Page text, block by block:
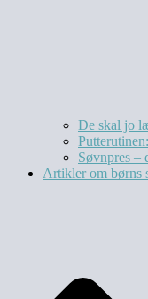
De skal jo
Søvnpres –
Artikler om børns